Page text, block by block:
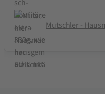
Mutschler -